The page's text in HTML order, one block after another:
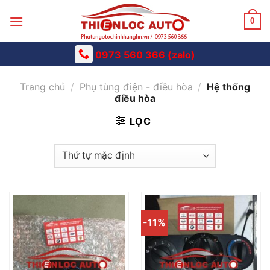
0
0973 560 366 (zalo)
Trang chủ / Phụ tùng điện - điều hòa / Hệ thống
điều hòa
LỌC
-11%